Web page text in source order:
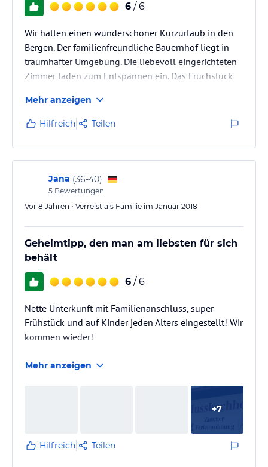
6 / 6
Wir hatten einen wunderschöner Kurzurlaub in den
Bergen. Der familienfreundliche Bauernhof liegt in
traumhafter Umgebung. Die liebevoll eingerichteten
Zimmer laden zum Entspannen ein. Das Früchstück
immer tolle Vorschläge und Tipps zu den diversen
Ausflügen. Es ist wirklich ein Geheimtipp für Familien
mit Kindern. Alle Familienmitglieder des Hofes
nehmen die Gäste sehr herzlich auf.
Mehr anzeigen
Hilfreich Teilen
Jana (36-40)
5 Bewertungen
Vor 8 Jahren • Verreist als Familie im Januar 2018
Geheimtipp, den man am liebsten für sich
behält
6 / 6
Nette Unterkunft mit Familienanschluss, super
Frühstück und auf Kinder jeden Alters eingestellt! Wir
kommen wieder!
Mehr anzeigen
+7
Hilfreich Teilen